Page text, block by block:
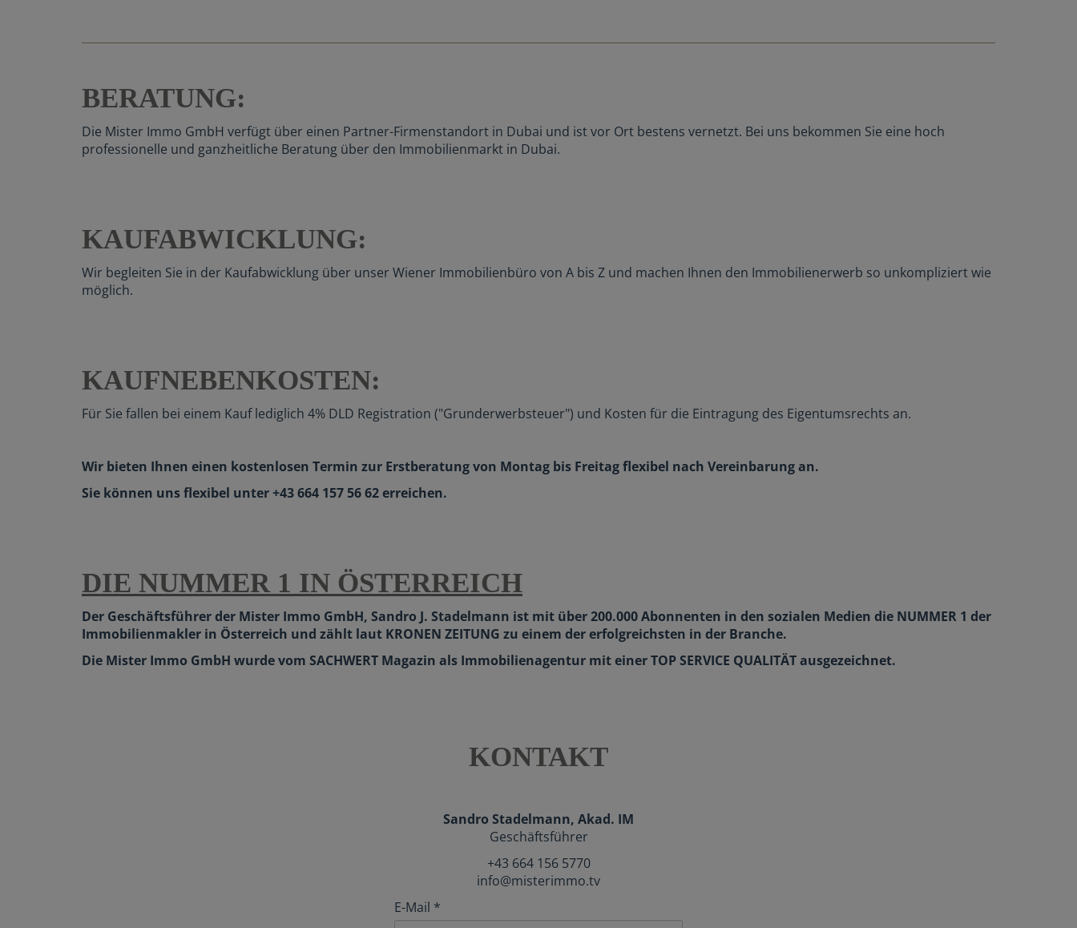
BERATUNG:
Die Mister Immo GmbH verfügt über einen Partner-Firmenstandort in Dubai und ist vor Ort bestens vernetzt. Bei uns bekommen Sie eine hoch
professionelle und ganzheitliche Beratung über den Immobilienmarkt in Dubai.
KAUFABWICKLUNG:
Wir begleiten Sie in der Kaufabwicklung über unser Wiener Immobilienbüro von A bis Z und machen Ihnen den Immobilienerwerb so unkompliziert wie
möglich.
KAUFNEBENKOSTEN:
Für Sie fallen bei einem Kauf lediglich 4% DLD Registration ("Grunderwerbsteuer") und Kosten für die Eintragung des Eigentumsrechts an.
Wir bieten Ihnen einen kostenlosen Termin zur Erstberatung von Montag bis Freitag flexibel nach Vereinbarung an.
Sie können uns flexibel unter +43 664 157 56 62 erreichen.
DIE NUMMER 1 IN ÖSTERREICH
Der Geschäftsführer der Mister Immo GmbH, Sandro J. Stadelmann ist mit über 200.000 Abonnenten in den sozialen Medien die NUMMER 1 der
Immobilienmakler in Österreich und zählt laut KRONEN ZEITUNG zu einem dererfolgreichsten in der Branche.
Die Mister Immo GmbH wurde vom SACHWERT Magazin als Immobilienagentur mit einer TOP SERVICE QUALITÄT ausgezeichnet.
KONTAKT
Sandro Stadelmann, Akad. IM
Geschäftsführer
+43 664 156 5770
info@misterimmo.tv
E-Mail